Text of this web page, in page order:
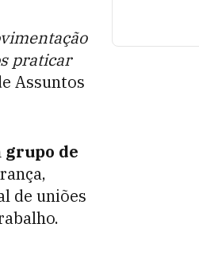
praticar
Assuntos
grupo de
de uniões